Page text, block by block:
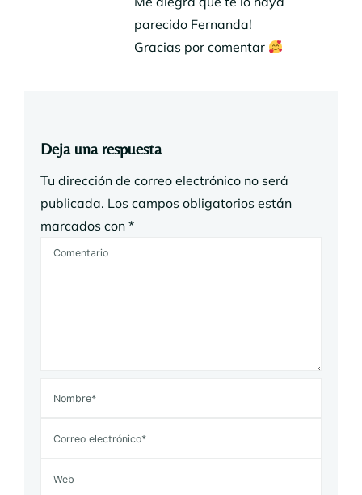
parecido Fernanda!
Gracias por comentar
Deja una respuesta
Tu dirección de correo electrónico no será
publicada. Los campos obligatorios están
marcados con *